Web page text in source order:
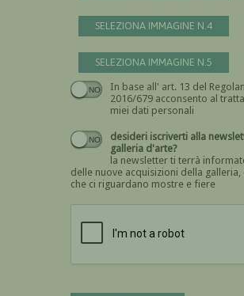
SELEZIONA IMMAGINE N.4
SELEZIONA IMMAGINE N.5
In base all' art. 13 del
2016/679 acconsento al trattamento dei
miei dati personali
Devi
desideri iscriverti alla newsletter di
galleria d'arte?
la newsletter ti terrà
delle nuove acquisizioni della galleria,
che ci riguardano mostre e fiere